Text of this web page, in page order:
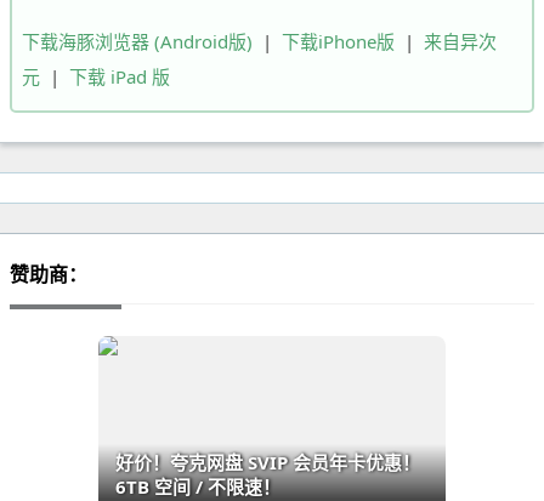
下载海豚浏览器 (Android版) | 下载iPhone版 | 来自异次
元 | 下载 iPad 版
赞助商：
好价！夸克网盘 SVIP 会员年卡优惠！
6TB 空间 / 不限速！